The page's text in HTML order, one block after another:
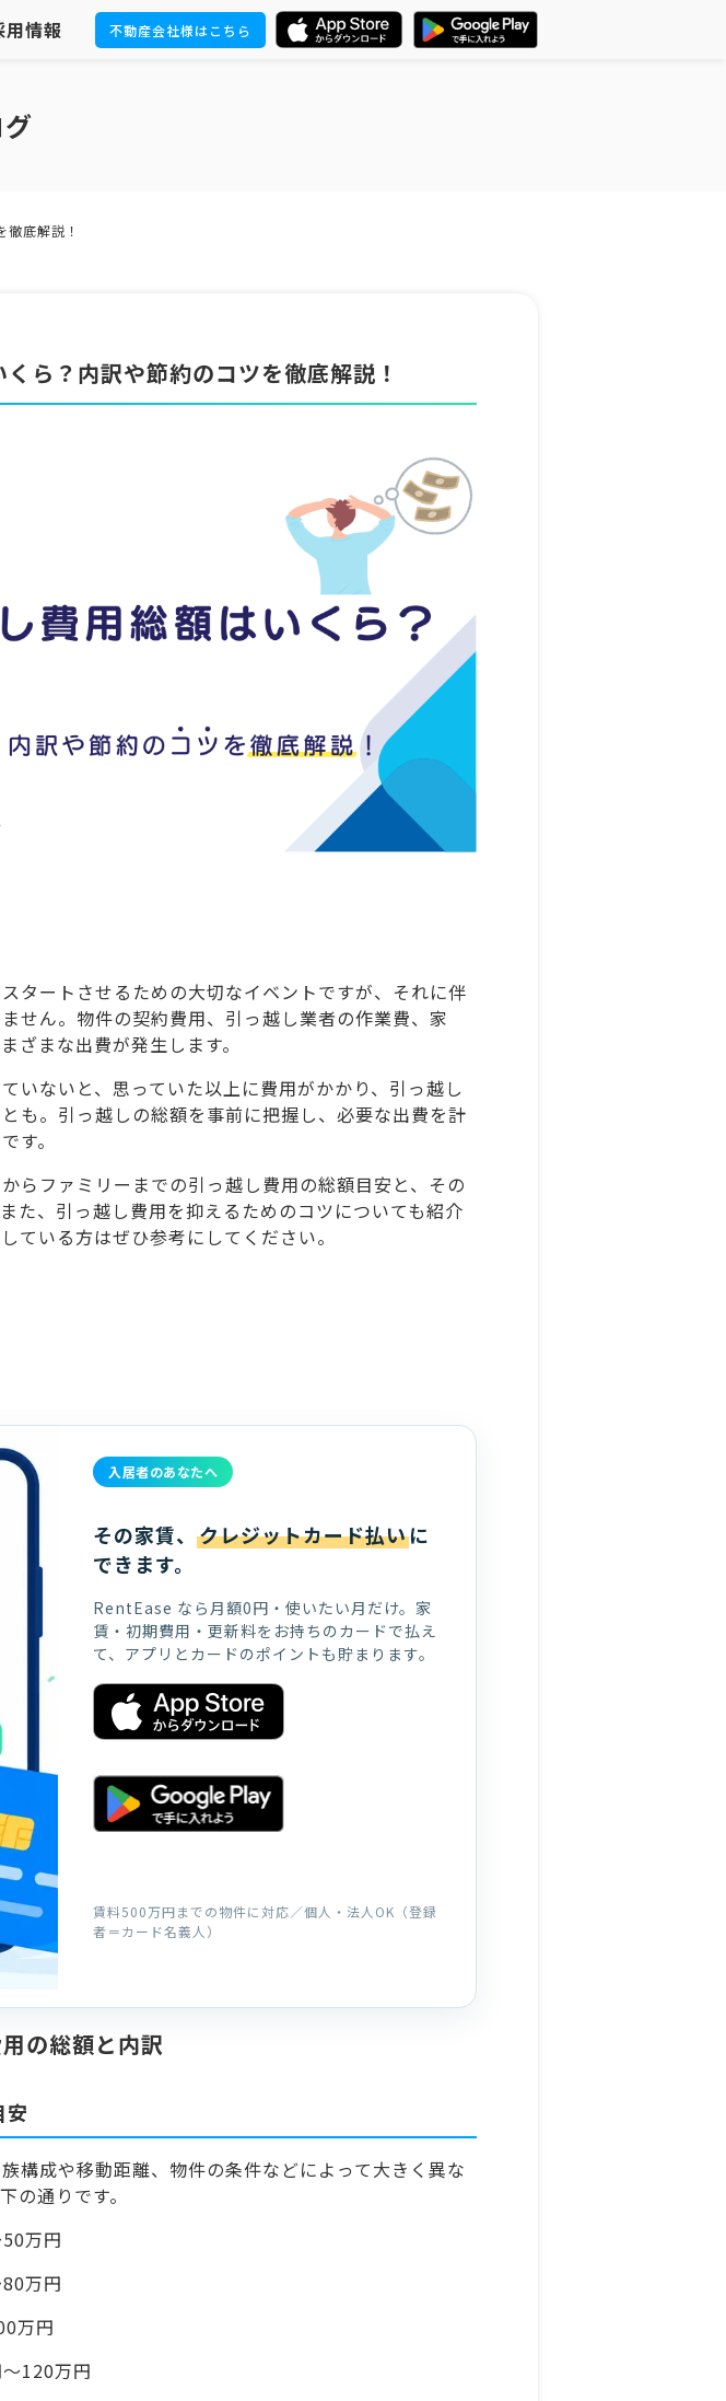
用情報 不動産会社様はこちら
底解説！
ら？内訳や節約のコツを徹底解説！
タートさせるための大切なイベントですが、それに伴
せん。物件の契約費用、引っ越し業者の作業費、家
ざまな出費が発生します。
いないと、思っていた以上に費用がかかり、引っ越し
も。引っ越しの総額を事前に把握し、必要な出費を計
す。
らファミリーまでの引っ越し費用の総額目安と、その
た、引っ越し費用を抑えるためのコツについても紹介
ている方はぜひ参考にしてください。
入居者のあなたへ
その家賃、クレジットカード払いに
できます。
RentEase なら月額0円・使いたい月だけ。家
賃・初期費用・更新料をお持ちのカードで払え
て、アプリとカードのポイントも貯まります。
賃料500万円までの物件に対応／個人・法人OK（登録
者＝カード名義人）
の総額と内訳
安
構成や移動距離、物件の条件などによって大きく異な
の通りです。
万円
万円
万円
120万円